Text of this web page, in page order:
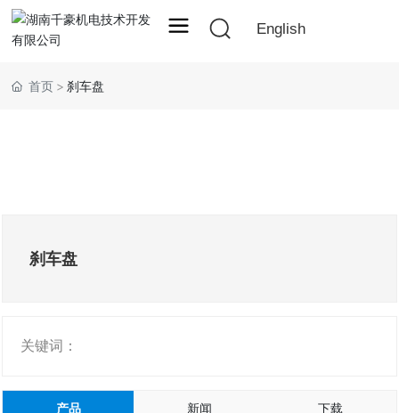
English
首页 刹车盘
刹车盘
关键词：
产品 新闻 下载